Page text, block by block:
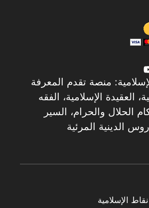
منصة تقدم المعرفة
العقيدة الإسلامية، الفقه
الحلال والحرام، السير
الدينية المرئية